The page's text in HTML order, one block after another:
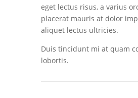
eget lectus risus, a varius
placerat mauris at dolor
aliquet lectus ultricies.
Duis tincidunt mi at quam
lobortis.